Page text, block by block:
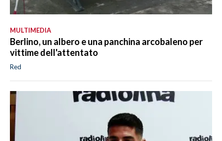
MULTIMEDIA
Berlino, un albero e una panchina arcobaleno per
vittime dell'attentato
Red